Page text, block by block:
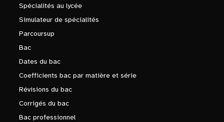
Spécialités au lycée
Simulateur de spécialités
Parcoursup
Bac
Dates du bac
Coefficients bac par matière et série
Révisions du bac
Corrigés du bac
Bac professionnel